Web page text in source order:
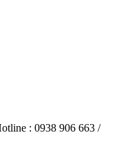
: 0938 906 663 /